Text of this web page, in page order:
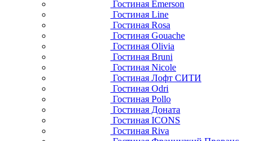
Гостиная Emerson
Гостиная Line
Гостиная Rosa
Гостиная Gouache
Гостиная Olivia
Гостиная Bruni
Гостиная Nicole
Гостиная Лофт СИТИ
Гостиная Odri
Гостиная Pollo
Гостиная Доната
Гостиная ICONS
Гостиная Riva